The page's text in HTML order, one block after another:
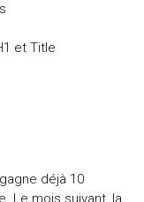
et Title
déjà 10
Le mois suivant, la